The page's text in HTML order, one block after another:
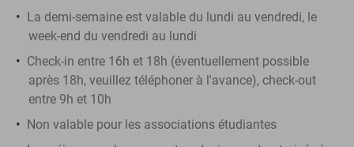
La demi-semaine est valable du lundi au vendredi, le
week-end du vendredi au lundi
Check-in entre 16h et 18h (éventuellement possible
après 18h, veuillez téléphoner à l'avance), check-out
entre 9h et 10h
Non valable pour les associations étudiantes